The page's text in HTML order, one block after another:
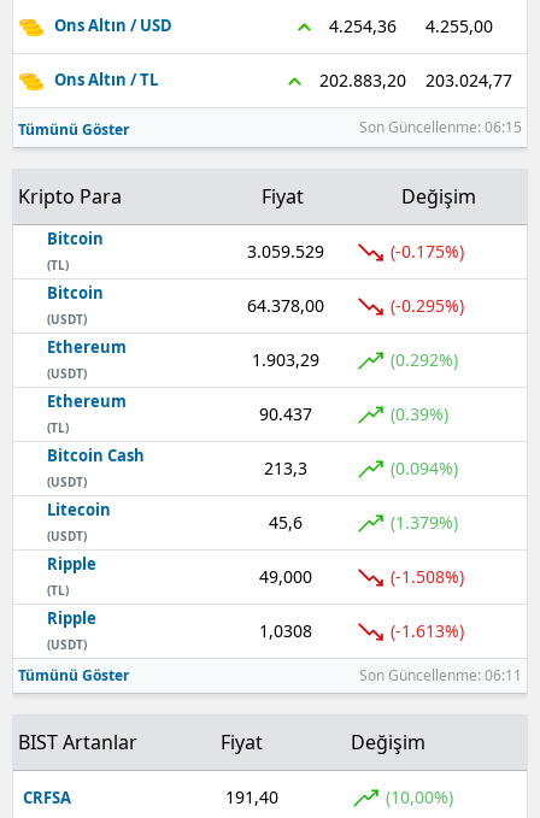
Samsun
Siirt
Sinop
Tokat
Trabzon
Tunceli
Şanlıurfa
Uşak
Van
Yozgat
Zonguldak
Aksaray
Bayburt
Ons Altın / USD 4.254,36 4.255,00
Ons Altın / TL 202.883,20 203.024,77
Tümünü Göster Son Güncellenme: 06:15
Kripto Para Fiyat Değişim
Bitcoin
(TL)
3.059.529 (-0.175%)
Bitcoin
(USDT)
64.378,00 (-0.295%)
Ethereum
(USDT)
1.903,29 (0.292%)
Ethereum
(TL)
90.437 (0.39%)
Bitcoin Cash
(USDT)
213,3 (0.094%)
Litecoin
(USDT)
45,6 (1.379%)
Ripple
(TL)
49,000 (-1.508%)
Ripple
(USDT)
1,0308 (-1.613%)
Tümünü Göster Son Güncellenme: 06:11
BIST Artanlar Fiyat Değişim
CRFSA 191,40 (10,00%)